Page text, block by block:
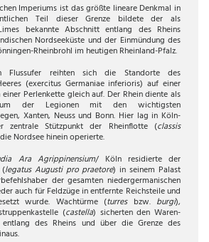
Imperiums ist das größte lineare Denkmal in
Teil dieser Grenze bildete der als
bekannte Abschnitt entlang des Rheins
Nordseeküste und der Einmündung des
Rheinbrohl im heutigen Rheinland-Pfalz.
Flussufer reihten sich die Standorte des
(exercitus Germaniae inferioris) auf einer
Perlenkette gleich auf. Der Rhein diente als
der Legionen mit den wichtigsten
Xanten, Neuss und Bonn. Hier lag in Köln-
zentrale Stützpunkt der Rheinflotte (classis
Nordsee hinein operierte.
Ara Agrippinensium/ Köln residierte der
legatus Augusti pro praetore) in seinem Palast
der gesamten niedergermanischen
auch für Feldzüge in entfernte Reichsteile und
wurde. Wachtürme (turres bzw.burgi),
(castella) sicherten den Waren-
entlang des Rheins und über die Grenze des